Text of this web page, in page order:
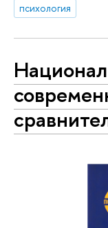
психология